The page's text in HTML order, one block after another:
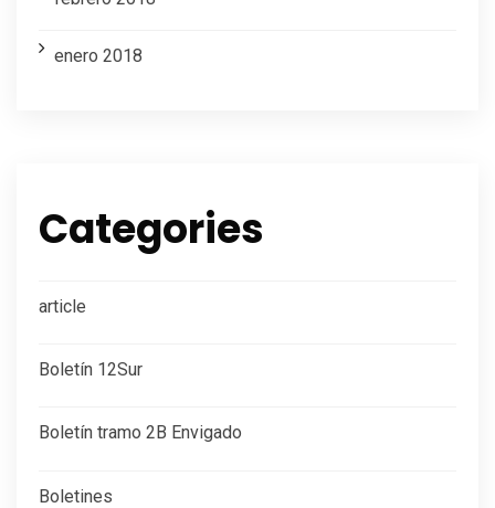
enero 2018
Categories
article
Boletín 12Sur
Boletín tramo 2B Envigado
Boletines